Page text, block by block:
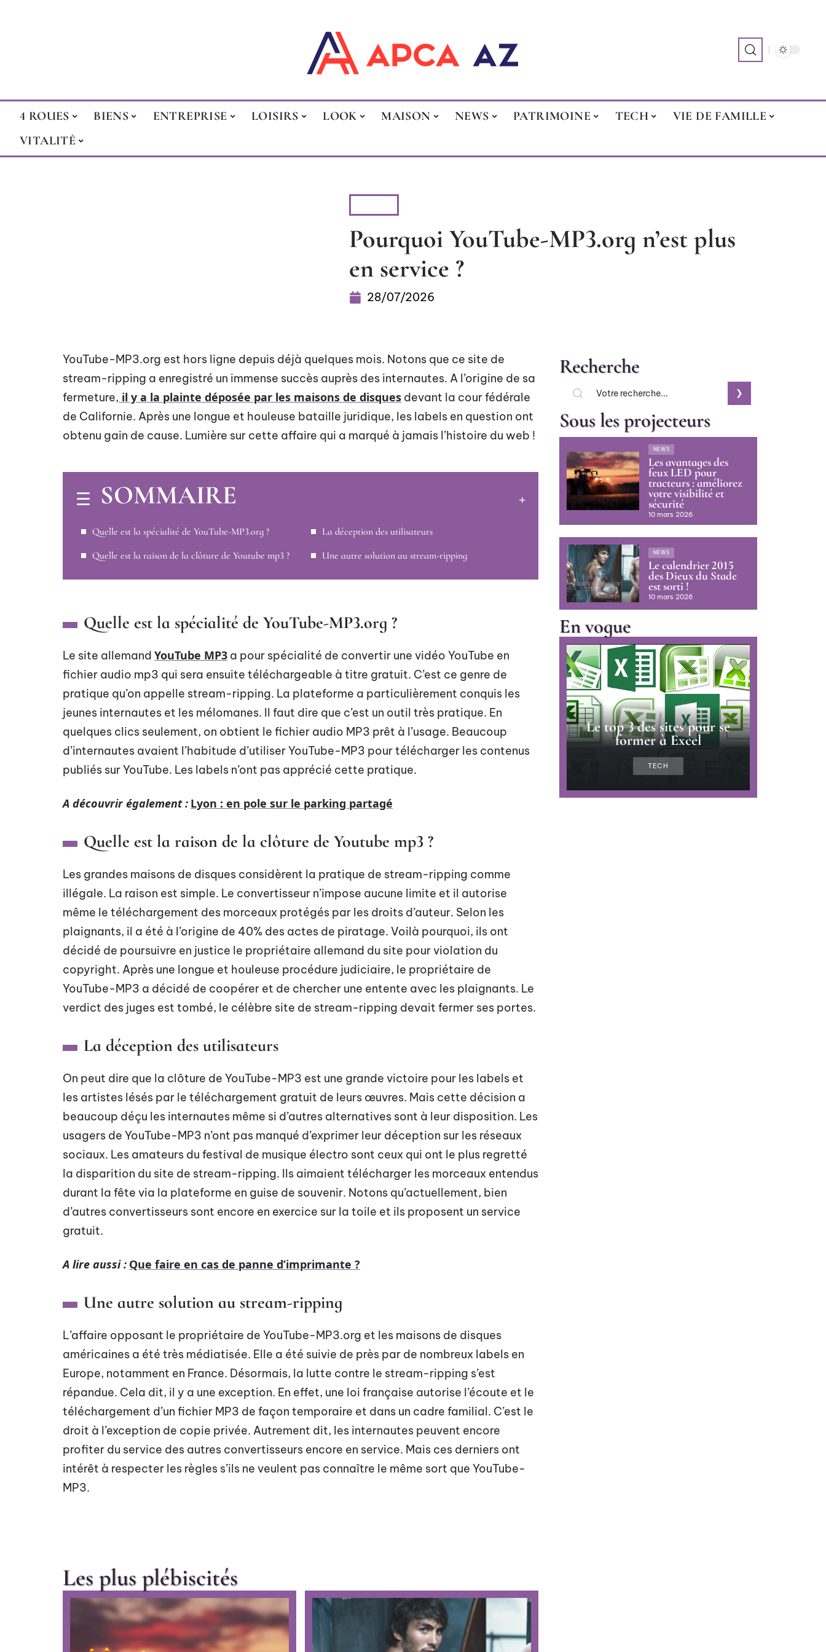
4 ROUES BIENS ENTREPRISE LOISIRS LOOK MAISON NEWS PATRIMOINE TECH
VIE DE FAMILLE
VITALITÉ
Pourquoi YouTube-MP3.org n’est plus
en service ?
28/07/2026
YouTube-MP3.org est hors ligne depuis déjà quelques mois. Notons que ce site de
stream-ripping a enregistré un immense succès auprès des internautes. A l’origine de sa
fermeture, il y a la plainte déposée par les maisons de disques devant la cour fédérale
de Californie. Après une longue et houleuse bataille juridique, les labels en question ont
obtenu gain de cause. Lumière sur cette affaire qui a marqué à jamais l’histoire du web !
SOMMAIRE
Quelle est la spécialité de YouTube-MP3.org ?
Quelle est la raison de la clôture de Youtube mp3 ?
La déception des utilisateurs
Une autre solution au stream-ripping
Quelle est la spécialité de YouTube-MP3.org ?
Le site allemand YouTube MP3 a pour spécialité de convertir une vidéo YouTube en
fichier audio mp3 qui sera ensuite téléchargeable à titre gratuit. C’est ce genre de
pratique qu’on appelle stream-ripping. La plateforme a particulièrement conquis les
jeunes internautes et les mélomanes. Il faut dire que c’est un outil très pratique. En
quelques clics seulement, on obtient le fichier audio MP3 prêt à l’usage. Beaucoup
d’internautes avaient l’habitude d’utiliser YouTube-MP3 pour télécharger les contenus
publiés sur YouTube. Les labels n’ont pas apprécié cette pratique.
A découvrir également : Lyon : en pole sur le parking partagé
Quelle est la raison de la clôture de Youtube mp3 ?
Les grandes maisons de disques considèrent la pratique de stream-ripping comme
illégale. La raison est simple. Le convertisseur n’impose aucune limite et il autorise
même le téléchargement des morceaux protégés par les droits d’auteur. Selon les
plaignants, il a été à l’origine de 40% des actes de piratage. Voilà pourquoi, ils ont
décidé de poursuivre en justice le propriétaire allemand du site pour violation du
copyright. Après une longue et houleuse procédure judiciaire, le propriétaire de
YouTube-MP3 a décidé de coopérer et de chercher une entente avec les plaignants. Le
verdict des juges est tombé, le célèbre site de stream-ripping devait fermer ses portes.
La déception des utilisateurs
On peut dire que la clôture de YouTube-MP3 est une grande victoire pour les labels et
les artistes lésés par le téléchargement gratuit de leurs œuvres. Mais cette décision a
beaucoup déçu les internautes même si d’autres alternatives sont à leur disposition. Les
usagers de YouTube-MP3 n’ont pas manqué d’exprimer leur déception sur les réseaux
sociaux. Les amateurs du festival de musique électro sont ceux qui ont le plus regretté
la disparition du site de stream-ripping. Ils aimaient télécharger les morceaux entendus
durant la fête via la plateforme en guise de souvenir. Notons qu’actuellement, bien
d’autres convertisseurs sont encore en exercice sur la toile et ils proposent un service
gratuit.
A lire aussi : Que faire en cas de panne d’imprimante ?
Une autre solution au stream-ripping
L’affaire opposant le propriétaire de YouTube-MP3.org et les maisons de disques
américaines a été très médiatisée. Elle a été suivie de près par de nombreux labels en
Europe, notamment en France. Désormais, la lutte contre le stream-ripping s’est
répandue. Cela dit, il y a une exception. En effet, une loi française autorise l’écoute et le
téléchargement d’un fichier MP3 de façon temporaire et dans un cadre familial. C’est le
droit à l’exception de copie privée. Autrement dit, les internautes peuvent encore
profiter du service des autres convertisseurs encore en service. Mais ces derniers ont
intérêt à respecter les règles s’ils ne veulent pas connaître le même sort que YouTube-
MP3.
Les plus plébiscités
Recherche
Sous les projecteurs
NEWS
Les avantages des
feux LED pour
tracteurs : améliorez
votre visibilité et
sécurité
10 mars 2026
NEWS
Le calendrier 2015
des Dieux du Stade
est sorti !
10 mars 2026
En vogue
Le top 3 des sites pour se
former à Excel
TECH